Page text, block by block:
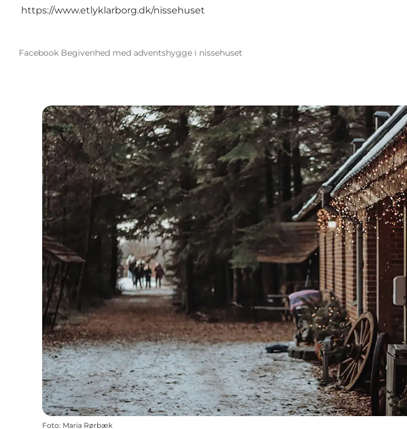
https://www.etlyklarborg.dk/nissehuset
Facebook Begivenhed med adventshygge i nissehuset
Foto: Maria Rørbæk